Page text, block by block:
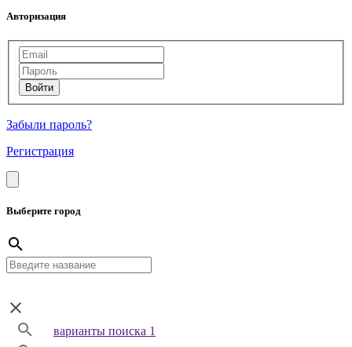
Авторизация
Забыли пароль?
Регистрация
Выберите город
варианты поиска 1